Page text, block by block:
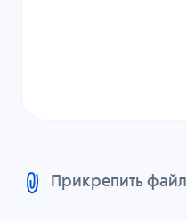
Прикрепить файл